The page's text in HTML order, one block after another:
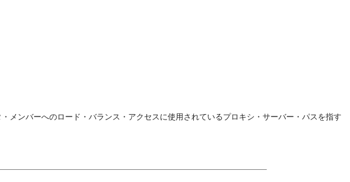
メンバーへのロード・バランス・アクセスに使用されているプロキシ・サーバー・パスを指す